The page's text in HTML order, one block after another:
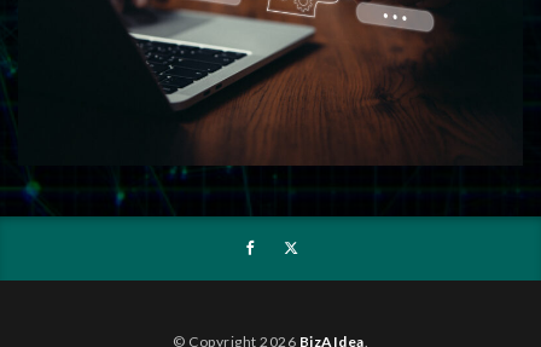
© Copyright 2026 BizAIdea